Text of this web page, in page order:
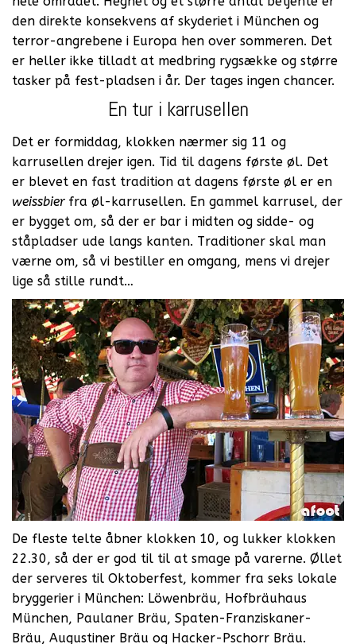
den direkte konsekvens af skyderiet i München og
terror-angrebene i Europa hen over sommeren. Det
er heller ikke tilladt at medbring rygsække og større
tasker på fest-pladsen i år. Der tages ingen chancer.
En tur i karrusellen
Det er formiddag, klokken nærmer sig 11 og
karrusellen drejer igen. Tid til dagens første øl. Det
er blevet en fast tradition at dagens første øl er en
weissbierfra øl-karrusellen. En gammel karrusel, der
er bygget om, så der er bar i midten og sidde- og
ståpladser ude langs kanten. Traditioner skal man
værne om, så vi bestiller en omgang, mens vi drejer
lige så stille rundt…
De fleste telte åbner klokken 10, og lukker klokken
22.30, så der er god til til at smage på varerne. Øllet
der serveres til Oktoberfest, kommer fra seks lokale
bryggerier i München: Löwenbräu, Hofbräuhaus
München, Paulaner Bräu, Spaten-Franziskaner-
Bräu, Augustiner Bräu og Hacker-Pschorr Bräu.